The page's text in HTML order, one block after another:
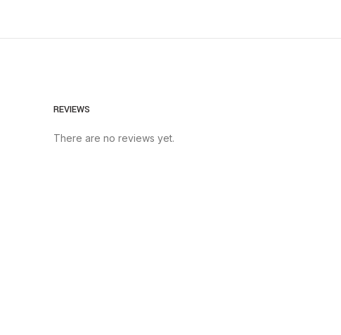
REVIEWS
There are no reviews yet.